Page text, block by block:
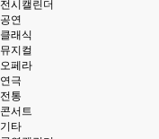
전시캘린더
공연
클래식
뮤지컬
오페라
연극
전통
콘서트
기타